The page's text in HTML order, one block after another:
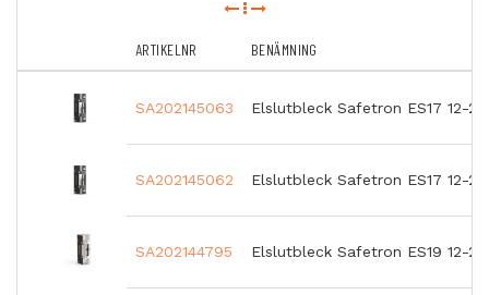
ARTIKELNR BENÄMNING
SA202145063 Elslutbleck Safetron ES17 12-
SA202145062 Elslutbleck Safetron ES17 12-
SA202144795 Elslutbleck Safetron ES19 12-